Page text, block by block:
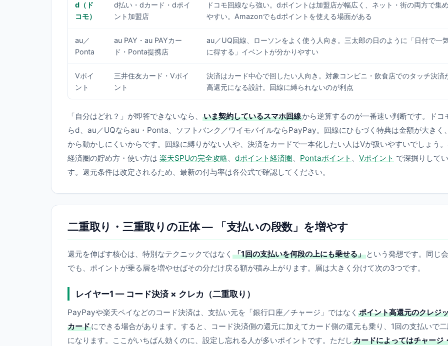
d（ド
コモ）
d払い・dカード・dポイ
ント加盟店
ドコモ回線なら強い。dポイントは加盟店が幅広く、ネット・街の両方で集め
やすい。Amazonでもdポイントを使える場面がある
au／
Ponta
au PAY・au PAYカー
ド・Ponta提携店
au／UQ回線、ローソンをよく使う人向き。三太郎の日のように「日付で一
に得する」イベントが分かりやすい
Vポイ
ント
三井住友カード・Vポイ
ント
決済はカード中心で回したい人向き。対象コンビニ・飲食店でのタッチ決済
高還元になる設計。回線に縛られないのが利点
「自分はどれ？」が即答できないなら、 いま契約しているスマホ回線から逆算するのが一番速い判断です。ドコ
らd、au／UQならau・Ponta、ソフトバンク／ワイモバイルならPayPay。回線にひもづく特典は金額が大きく
から動かしにくいからです。回線に縛りがない人や、決済をカードで一本化したい人はVが扱いやすいでしょう
経済圏の貯め方・使い方は 楽天SPUの完全攻略、 dポイント経済圏、 Pontaポイント 、 Vポイント で深掘りして
す。還元条件は改定されるため、最新の付与率は各公式で確認してください。
二重取り・三重取りの正体 — 「支払いの段数」を増やす
還元を伸ばす核心は、特別なテクニックではなく 「1回の支払いを何段の上にも乗せる」 という発想です。同じ
でも、ポイントが乗る層を増やせばその分だけ戻る額が積み上がります。層は大きく分けて次の3つです。
レイヤー1 — コード決済 × クレカ（二重取り）
PayPayや楽天ペイなどのコード決済は、支払い元を「銀行口座／チャージ」ではなく ポイント高還元のクレジ
カードにできる場合があります。すると、コード決済側の還元に加えてカード側の還元も乗り、1回の支払いで
になります。ここがいちばん効くのに、設定し忘れる人が多いポイントです。ただし カードによってはチャージ